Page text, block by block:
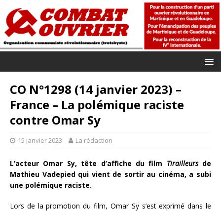
CO N°1298 (14 janvier 2023) –
France – La polémique raciste
contre Omar Sy
15 janvier 2023 La rédaction
L’acteur Omar Sy, tête d’affiche du film Tirailleursde
Mathieu Vadepied qui vient de sortir au cinéma, a subi
une polémique raciste.
Lors de la promotion du film, Omar Sy s’est exprimé dans le